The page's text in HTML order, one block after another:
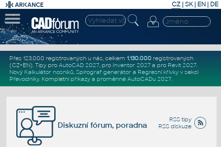
CZ | SK| EN | DE
Přes 123.000 registrovaných u nás, celkem 1.130.000registrovaných
(CZ+EN). Tipy pro AutoCAD 2027, pro Inventor 2027a pro Revit 2027.
Nový Kalkulátor nosníků, Spirograf generátor a Regresní křivkyv sekci
Převodníky. Kompletní příkazya proměnné AutoCADu 2027.
RSS tipy
RSS diskuze
Diskuzní fórum, poradna